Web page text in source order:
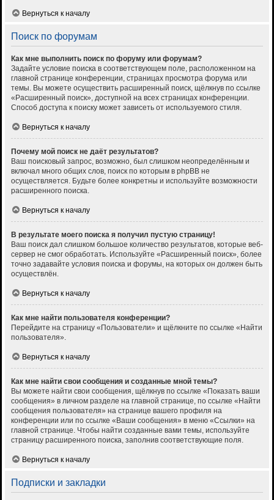
Вернуться к началу
Поиск по форумам
Как мне выполнить поиск по форуму или форумам?
Задайте условие поиска в соответствующем поле, расположенном на
главной странице конференции, страницах просмотра форума или
темы. Вы можете осуществить расширенный поиск, щёлкнув по ссылке
«Расширенный поиск», доступной на всех страницах конференции.
Способ доступа к поиску может зависеть от используемого стиля.
Вернуться к началу
Почему мой поиск не даёт результатов?
Ваш поисковый запрос, возможно, был слишком неопределённым и
включал много общих слов, поиск по которым в phpBB не
осуществляется. Будьте более конкретны и используйте возможности
расширенного поиска.
Вернуться к началу
В результате моего поиска я получил пустую страницу!
Ваш поиск дал слишком большое количество результатов, которые веб-
сервер не смог обработать. Используйте «Расширенный поиск», более
точно задавайте условия поиска и форумы, на которых он должен быть
осуществлён.
Вернуться к началу
Как мне найти пользователя конференции?
Перейдите на страницу «Пользователи» и щёлкните по ссылке «Найти
пользователя».
Вернуться к началу
Как мне найти свои сообщения и созданные мной темы?
Вы можете найти свои сообщения, щёлкнув по ссылке «Показать ваши
сообщения» в личном разделе на главной странице, по ссылке «Найти
сообщения пользователя» на странице вашего профиля на
конференции или по ссылке «Ваши сообщения» в меню «Ссылки» на
главной странице. Чтобы найти созданные вами темы, используйте
страницу расширенного поиска, заполнив соответствующие поля.
Вернуться к началу
Подписки и закладки